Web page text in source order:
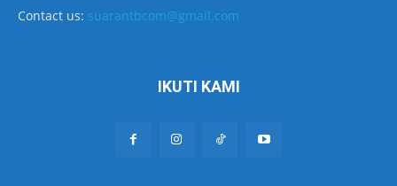
Contact us: suarantbcom@gmail.com
IKUTI KAMI